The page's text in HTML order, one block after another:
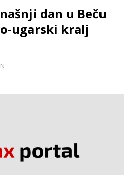
dan u Beču
ugarski kralj